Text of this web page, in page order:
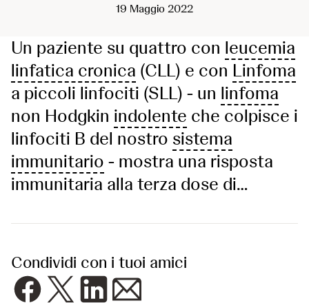
19 Maggio 2022
Un paziente su quattro con leucemia
linfatica cronica (CLL) e con Linfoma
a piccoli linfociti (SLL) - un linfoma
non Hodgkin indolente che colpisce i
linfociti B del nostro sistema
immunitario - mostra una risposta
immunitaria alla terza dose di…
Condividi con i tuoi amici